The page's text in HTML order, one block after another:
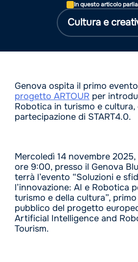
In questo articolo
Cultura e
Genova ospita il primo
progetto ARTOUR per
Robotica in turismo e cultura,
partecipazione di START4.0.
Mercoledì 14 novembre
ore 9:00, presso il Genova
terrà l’evento “Soluzioni e
l’innovazione: AI e Robotica
turismo e della cultura”,
pubblico del progetto
Artificial Intelligence and
Tourism.